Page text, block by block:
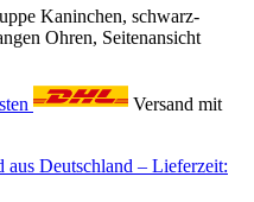
Kaninchen, schwarz-
Ohren, Seitenansicht
Versand mit
aus Deutschland – Lieferzeit: